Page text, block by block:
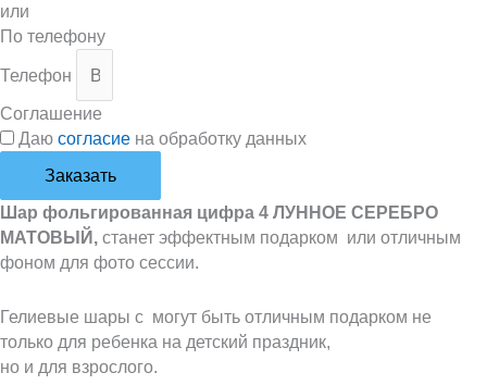
или
По телефону
Телефон
Соглашение
Даю согласие на обработку данных
Заказать
Шар фольгированная цифра 4 ЛУННОЕ СЕРЕБРО
МАТОВЫЙ, станет эффектным подарком или отличным
фоном для фото сессии.
Гелиевые шары с могут быть отличным подарком не
только для ребенка на детский праздник,
но и для взрослого.